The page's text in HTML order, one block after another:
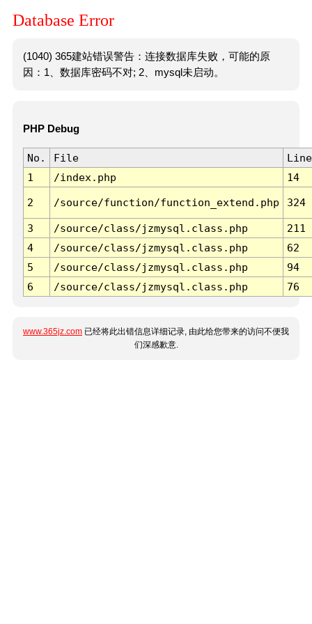
Database Error
(1040) 365建站错误警告：连接数据库失败，可能的原
因：1、数据库密码不对; 2、mysql未启动。
PHP Debug
No. File
Line
1
/index.php 14
2 /source/function/function_extend.php 324
3 /source/class/jzmysql.class.php
211
4
/source/class/jzmysql.class.php
62
5
/source/class/jzmysql.class.php
94
6
/source/class/jzmysql.class.php 76
www.365jz.com 已经将此出错信息详细记录, 由此给您带来的访问不便我
们深感歉意.